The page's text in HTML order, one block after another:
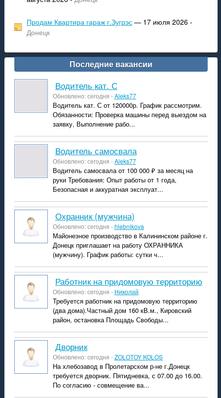
Продам Квартира гараж г.Зугрэс— 17 июля 2026 -
Донецк
Последние вакансии
Водитель кат. С
Обновлено: сегодня -Aleks77
Водитель кат. С от 120000р. График рассмотрим.
Обязанности: Проверка машины перед выездом на
заявку, Выполнение рабо...
Водитель самосвала
Обновлено: сегодня -Aleks77
Водитель самосвала от 100 000 ₽ за месяц на
руки Требования: Опыт работы от 1 года,
Безопасная и аккуратная эксплуат...
Охранник (мужчина)
Обновлено: сегодня -hlebnikova
Майонезное производство в Калининском районе г.
Донецк приглашает на работу ОХРАННИКА
(мужчину). График работы: сутки ч...
Работник на придомовую территорию
Обновлено: сегодня - Николай
Требуется работник на придомовую территорию
(два дома).Частный дом 160 кВ.м., Кировский
район, остановка Площадь Свободы...
Дворник
Обновлено: сегодня -ZOLOTOY KOLOS
На хлебозавод в Пролетарском р-не г.Донецк
требуется дворник. Пятидневка, с 07.00 до 16.00.
По согласию - совмещение ва...